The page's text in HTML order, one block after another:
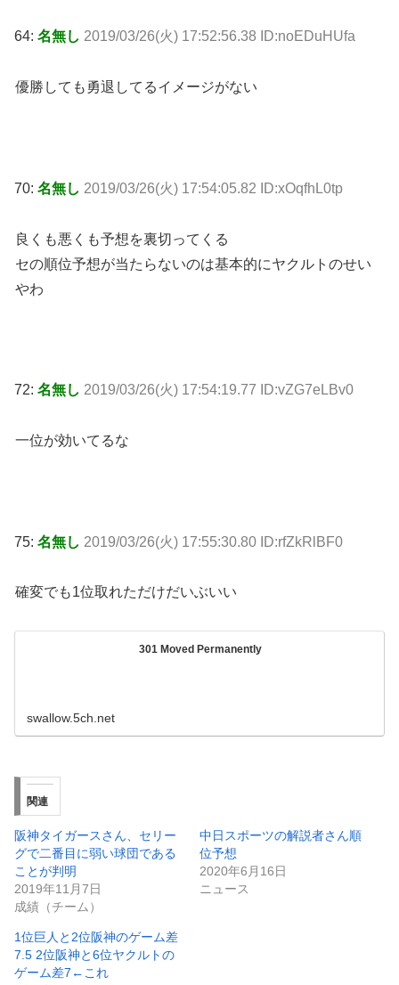
64: 名無し 2019/03/26(火) 17:52:56.38 ID:noEDuHUfa
優勝しても勇退してるイメージがない
70: 名無し 2019/03/26(火) 17:54:05.82 ID:xOqfhL0tp
良くも悪くも予想を裏切ってくる
セの順位予想が当たらないのは基本的にヤクルトのせい
やわ
72: 名無し 2019/03/26(火) 17:54:19.77 ID:vZG7eLBv0
一位が効いてるな
75: 名無し 2019/03/26(火) 17:55:30.80 ID:rfZkRlBF0
確変でも1位取れただけだいぶいい
301 Moved Permanently
swallow.5ch.net
関連
阪神タイガースさん、セリー
グで二番目に弱い球団である
ことが判明
2019年11月7日
成績（チーム）
中日スポーツの解説者さん順
位予想
2020年6月16日
ニュース
1位巨人と2位阪神のゲーム差
7.5 2位阪神と6位ヤクルトの
ゲーム差7←これ